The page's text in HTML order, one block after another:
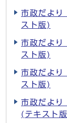
市政だよ
スト版)
市政だよ
スト版)
市政だよ
スト版)
市政だよ
(テキスト